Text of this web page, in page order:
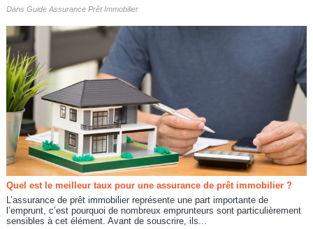
Dans Guide Assurance Prêt Immobilier
Quel est le meilleur taux pour une assurance de prêt immobilier ?
L’assurance de prêt immobilier représente une part importante de
l’emprunt, c’est pourquoi de nombreux emprunteurs sont particulièrement
sensibles à cet élément. Avant de souscrire, ils...